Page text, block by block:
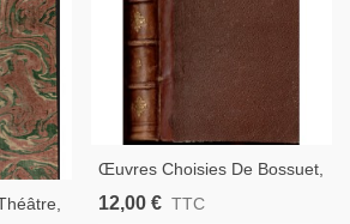
Œuvres Choisies De Bossuet,
T2, 1868 - XVIIe Siècle,
12,00 € TTC